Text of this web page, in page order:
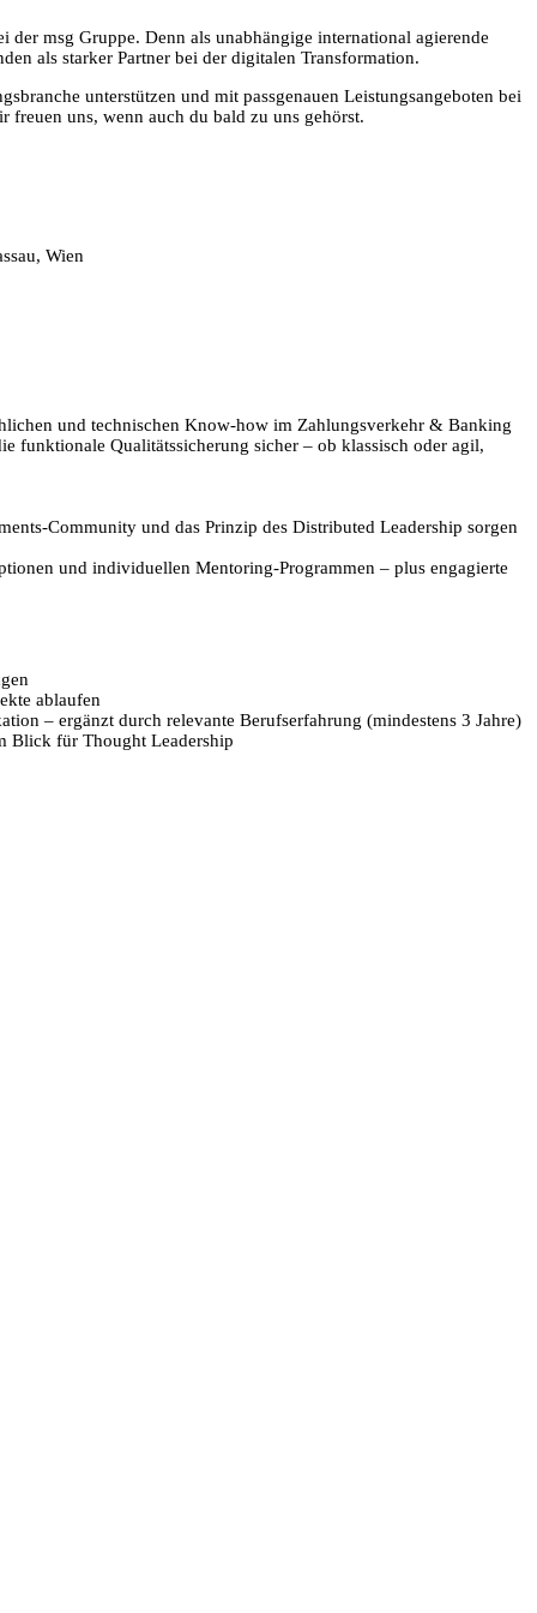
msg Gruppe. Denn als unabhängige international agierende
als starker Partner bei der digitalen Transformation.
unterstützen und mit passgenauen Leistungsangeboten bei
uns, wenn auch du bald zu uns gehörst.
Wien
und technischen Know-how im Zahlungsverkehr & Banking
funktionale Qualitätssicherung sicher – ob klassisch oder agil,
Community und das Prinzip des Distributed Leadership sorgen
und individuellen Mentoring-Programmen – plus engagierte
ablaufen
– ergänzt durch relevante Berufserfahrung (mindestens 3 Jahre)
Blick für Thought Leadership